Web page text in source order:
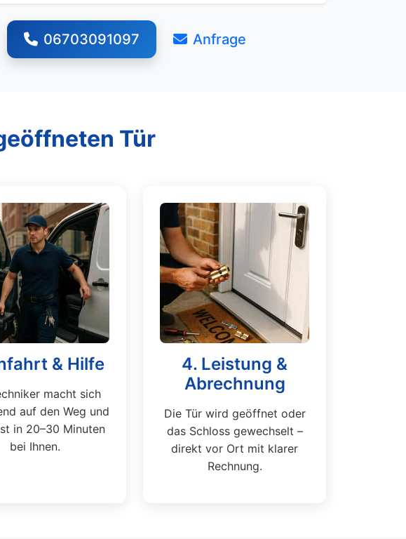
06703091097 Anfrage
Tür
& Hilfe
macht sich
auf den Weg und
in 20–30 Minuten
bei Ihnen.
4. Leistung &
Abrechnung
Die Tür wird geöffnet oder
das Schloss gewechselt –
direkt vor Ort mit klarer
Rechnung.